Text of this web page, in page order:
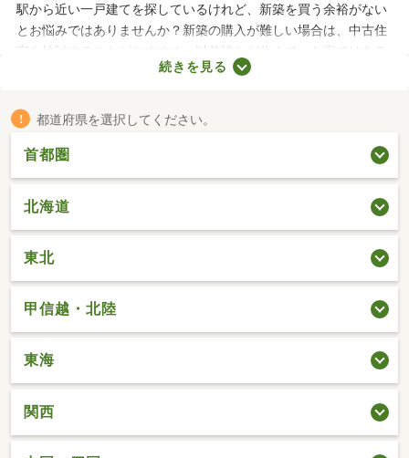
駅から近い一戸建てを探しているけれど、新築を買う余裕がない
とお悩みではありませんか？新築の購入が難しい場合は、中古住
宅を検討することがおすすめ。以前誰かが住んでいた家ではある
ものの、費用を大幅に抑えられるメリットがあります。ここで
続きを見る
都道府県を選択してください。
首都圏
北海道
東北
甲信越・北陸
東海
関西